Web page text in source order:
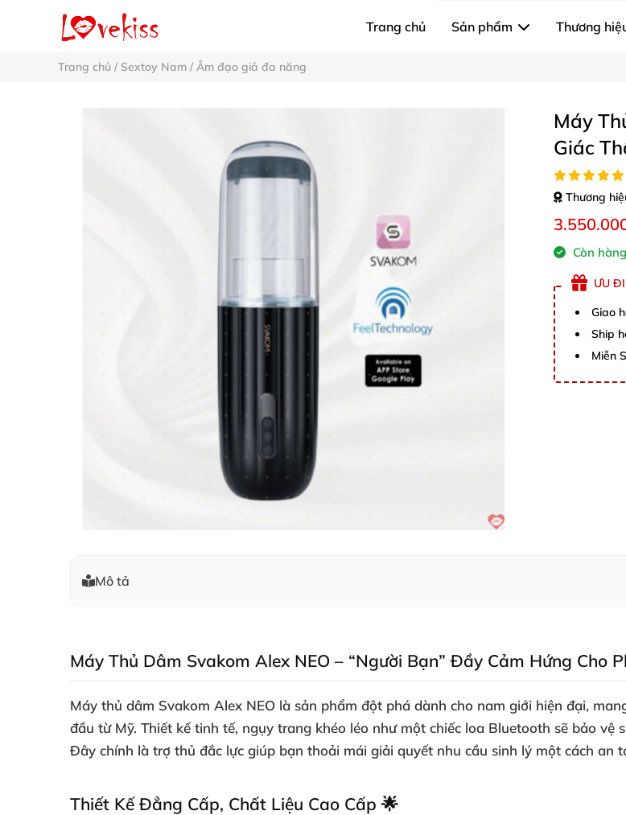
Trang chủ Sản phẩm Thương
Trang chủ / Sextoy Nam / Âm đạo giả đa năng
Máy
Giác
Thương
Còn hàng
ƯU
Giao
Ship
Miễn
Mô tả
Máy Thủ Dâm Svakom Alex NEO – “Người Bạn” Đầy Cảm Hứng Cho
Máy thủ dâm Svakom Alex NEO là sản phẩm đột phá dành cho nam giới hiện đại,
đầu từ Mỹ. Thiết kế tinh tế, ngụy trang khéo léo như một chiếc loa Bluetooth sẽ bảo vệ
Đây chính là trợ thủ đắc lực giúp bạn thoải mái giải quyết nhu cầu sinh lý một cách an
Thiết Kế Đẳng Cấp, Chất Liệu Cao Cấp 🌟